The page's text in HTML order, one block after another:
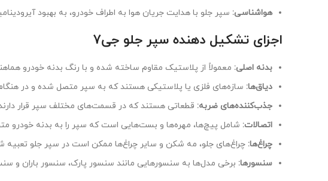
هواشناسی: سپر جلو با هدایت جریان هوا به اطراف خودرو، به بهبود
اجزای تشکیل دهنده سپر جلو جی7
بدنه اصلی: معمولاً از پلاستیک مقاوم ساخته شده و با رنگ بدنه خودرو
دیاق‌ها: سازه‌های فلزی یا پلاستیکی هستند که به سپر متصل شده و در
جذب‌کننده‌های ضربه: قطعاتی هستند که در قسمت‌های مختلف سپر قرار
اتصالات: شامل پیچ‌ها، مهره‌ها و بست‌هایی است که سپر را به بدنه خودرو
چراغ‌ها: چراغ‌های جلو، مه شکن و سایر چراغ‌ها ممکن است در سپر جلو تعبیه
سنسورها: برخی مدل‌ها به سنسورهایی مانند سنسور پارک، سنسور باران و